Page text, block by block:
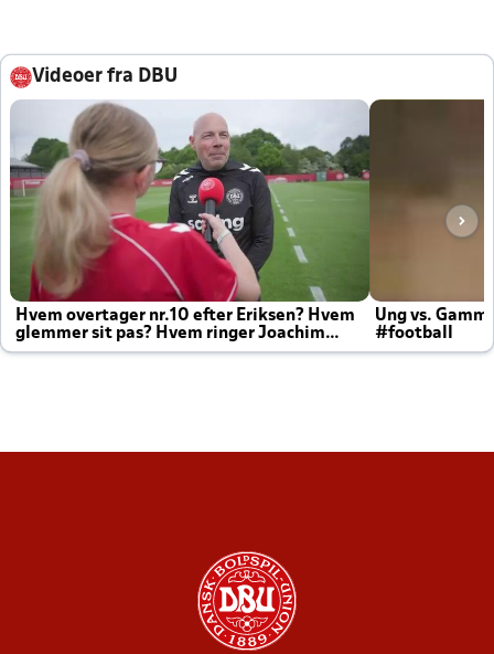
Videoer fra DBU
Hvem overtager nr.10 efter Eriksen? Hvem
glemmer sit pas? Hvem ringer Joachim
altid til efter kampe?
Ung vs.
#football